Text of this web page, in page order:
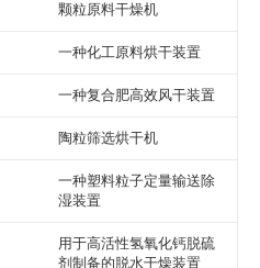
颗粒原料干燥机
一种化工原料烘干装置
一种复合肥高效风干装置
陶粒筛选烘干机
一种塑料粒子定量输送除
湿装置
用于高活性氢氧化钙脱硫
剂制备的脱水干燥装置